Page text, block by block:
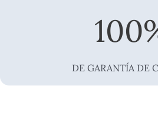
100
DE GARANTÍA DE